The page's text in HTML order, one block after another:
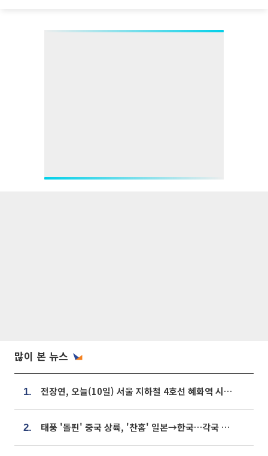
많이 본 뉴스
1. 전장연, 오늘(10일) 서울 지하철 4호선 혜화역 시위…1호선 용산역 무정차
2. 태풍 '돌핀' 중국 상륙, '찬홈' 일본→한국…각국 기상청 예상 경로는?